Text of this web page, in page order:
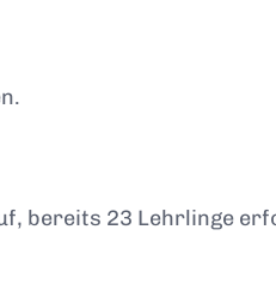
bereits 23 Lehrlinge